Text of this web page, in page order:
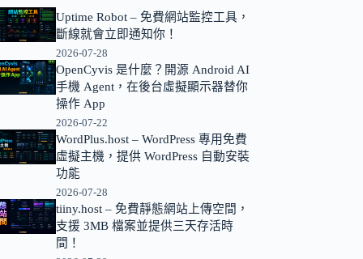
Uptime Robot – 免費網站監控工具，
斷線就會立即通知你！
2026-07-28
OpenCyvis 是什麼？開源 Android AI
手機 Agent，在後台虛擬顯示器替你
操作 App
2026-07-22
WordPlus.host – WordPress 專用免費
虛擬主機，提供 WordPress 自動安裝
功能
2026-07-28
tiiny.host – 免費靜態網站上傳空間，
支援 3MB 檔案並提供三天存活時
間！